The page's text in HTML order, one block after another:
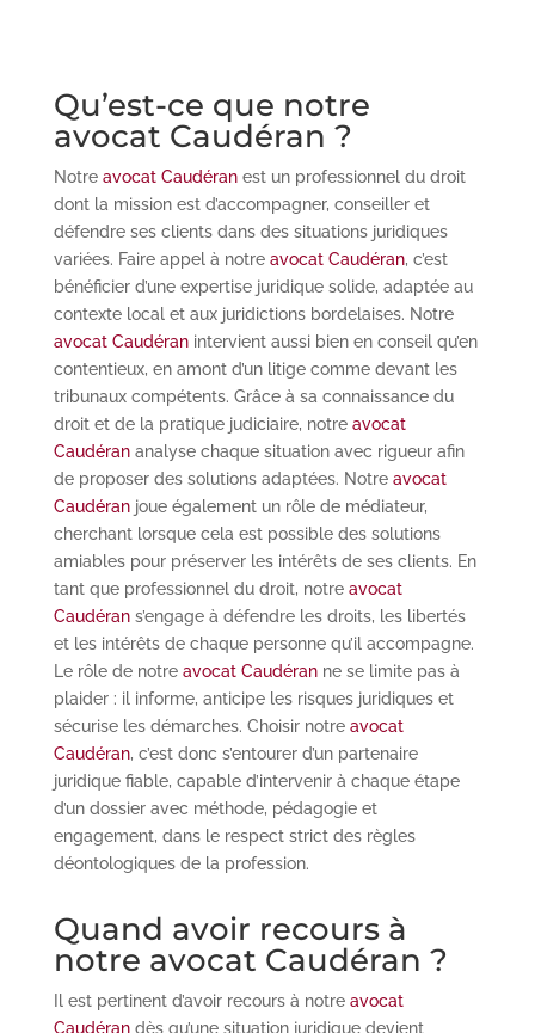
Qu’est-ce que notre
avocat Caudéran ?
Notre avocat Caudéranest un professionnel du droit
dont la mission est d’accompagner, conseiller et
défendre ses clients dans des situations juridiques
variées. Faire appel à notre avocat Caudéran, c’est
bénéficier d’une expertise juridique solide, adaptée au
contexte local et aux juridictions bordelaises. Notre
avocat Caudéranintervient aussi bien en conseil qu’en
contentieux, en amont d’un litige comme devant les
tribunaux compétents. Grâce à sa connaissance du
droit et de la pratique judiciaire, notre avocat
Caudérananalyse chaque situation avec rigueur afin
de proposer des solutions adaptées. Notre avocat
Caudéranjoue également un rôle de médiateur,
cherchant lorsque cela est possible des solutions
amiables pour préserver les intérêts de ses clients. En
tant que professionnel du droit, notre avocat
Caudérans’engage à défendre les droits, les libertés
et les intérêts de chaque personne qu’il accompagne.
Le rôle de notre avocat Caudéranne se limite pas à
plaider : il informe, anticipe les risques juridiques et
sécurise les démarches. Choisir notre avocat
Caudéran, c’est donc s’entourer d’un partenaire
juridique fiable, capable d’intervenir à chaque étape
d’un dossier avec méthode, pédagogie et
engagement, dans le respect strict des règles
déontologiques de la profession.
Quand avoir recours à
notre avocat Caudéran ?
Il est pertinent d’avoir recours à notre avocat
Caudérandès qu’une situation juridique devient